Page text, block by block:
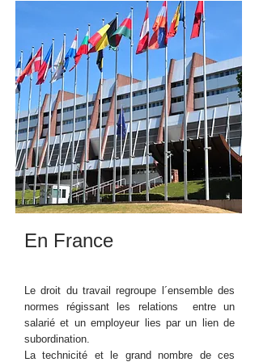
En France
Le droit du travail regroupe l´ensemble des
normes régissant les relations entre un
salarié et un employeur lies par un lien de
subordination.
La technicité et le grand nombre de ces